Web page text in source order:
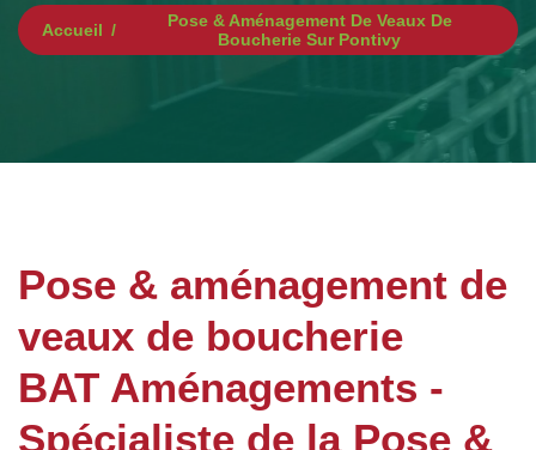
Accueil
Pose & Aménagement De Veaux De
Boucherie Sur Pontivy
Pose & aménagement de
veaux de boucherie
BAT Aménagements -
Spécialiste de la Pose &